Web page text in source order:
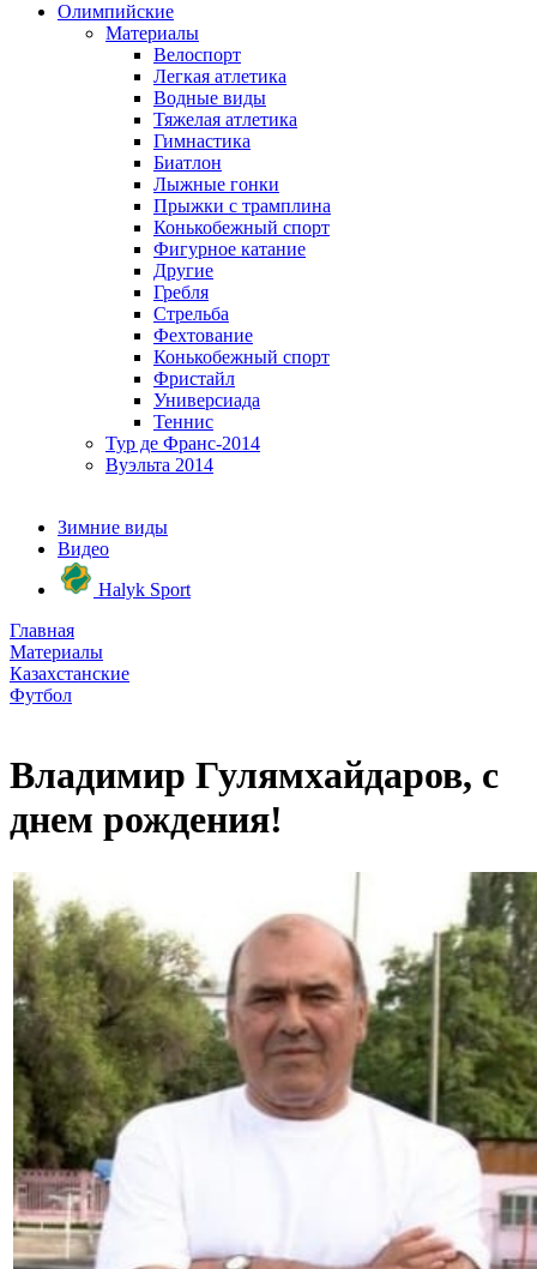
Олимпийские
Материалы
Велоспорт
Легкая атлетика
Водные виды
Тяжелая атлетика
Гимнастика
Биатлон
Лыжные гонки
Прыжки с трамплина
Конькобежный спорт
Фигурное катание
Другие
Гребля
Стрельба
Фехтование
Конькобежный спорт
Фристайл
Универсиада
Теннис
Тур де Франс-2014
Вуэльта 2014
Зимние виды
Видео
Halyk Sport
Главная
Материалы
Казахстанские
Футбол
Владимир Гулямхайдаров, с
днем рождения!